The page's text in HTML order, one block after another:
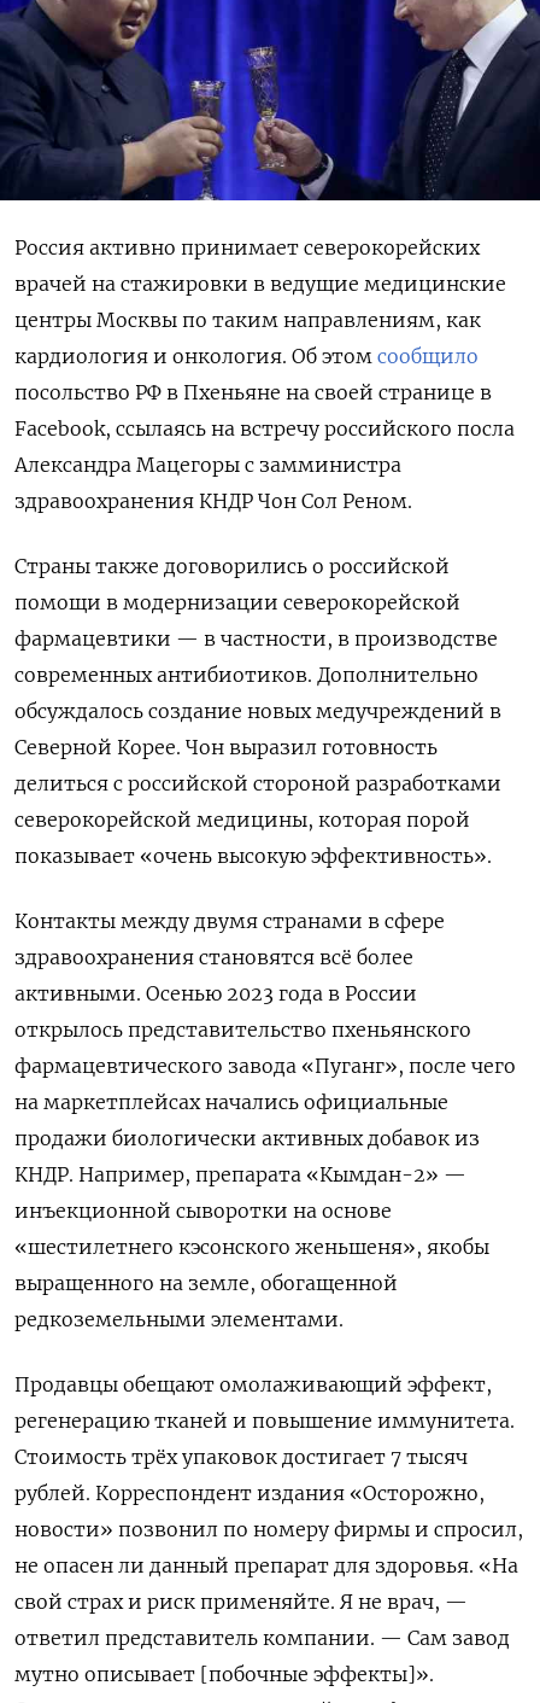
Россия активно принимает северокорейских
врачей на стажировки в ведущие медицинские
центры Москвы по таким направлениям, как
кардиология и онкология. Об этом сообщило
посольство РФ в Пхеньяне на своей странице в
Facebook, ссылаясь на встречу российского посла
Александра Мацегоры с замминистра
здравоохранения КНДР Чон Сол Реном.
Страны также договорились о российской
помощи в модернизации северокорейской
фармацевтики — в частности, в производстве
современных антибиотиков. Дополнительно
обсуждалось создание новых медучреждений в
Северной Корее. Чон выразил готовность
делиться с российской стороной разработками
северокорейской медицины, которая порой
показывает «очень высокую эффективность».
Контакты между двумя странами в сфере
здравоохранения становятся всё более
активными. Осенью 2023 года в России
открылось представительство пхеньянского
фармацевтического завода «Пуганг», после чего
на маркетплейсах начались официальные
продажи биологически активных добавок из
КНДР. Например, препарата «Кымдан-2» —
инъекционной сыворотки на основе
«шестилетнего кэсонского женьшеня», якобы
выращенного на земле, обогащенной
редкоземельными элементами.
Продавцы обещают омолаживающий эффект,
регенерацию тканей и повышение иммунитета.
Стоимость трёх упаковок достигает 7 тысяч
рублей. Корреспондент издания «Осторожно,
новости» позвонил по номеру фирмы и спросил,
не опасен ли данный препарат для здоровья. «На
свой страх и риск применяйте. Я не врач, —
ответил представитель компании. — Сам завод
мутно описывает [побочные эффекты]».